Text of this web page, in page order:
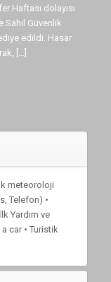
Haftası dolayısı
Sahil Güvenlik
edildi. Hasar
[…]
meteoroloji
Telefon) •
Yardım ve
car • Turistik